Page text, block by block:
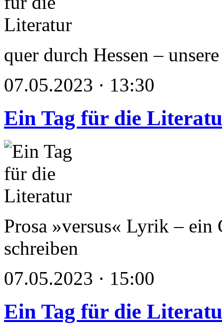
quer durch Hessen –
07.05.2023 · 13:30
Ein Tag für die
Prosa »versus« Lyrik – ein
schreiben
07.05.2023 · 15:00
Ein Tag für die